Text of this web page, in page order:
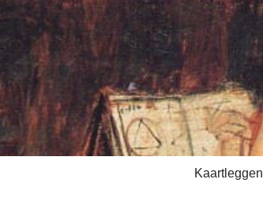
Kaartleggen